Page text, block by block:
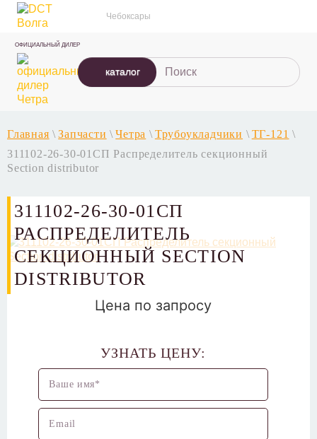
Чебоксары
ОФИЦИАЛЬНЫЙ ДИЛЕР
каталог
Главная \ Запчасти \ Четра \ Трубоукладчики \ ТГ-121 \
311102-26-30-01СП Распределитель секционный
Section distributor
311102-26-30-01СП
РАСПРЕДЕЛИТЕЛЬ
СЕКЦИОННЫЙ SECTION
DISTRIBUTOR
Цена по запросу
УЗНАТЬ ЦЕНУ: